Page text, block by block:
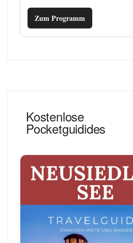
Zum Programm
Kostenlose
Pocketguidides